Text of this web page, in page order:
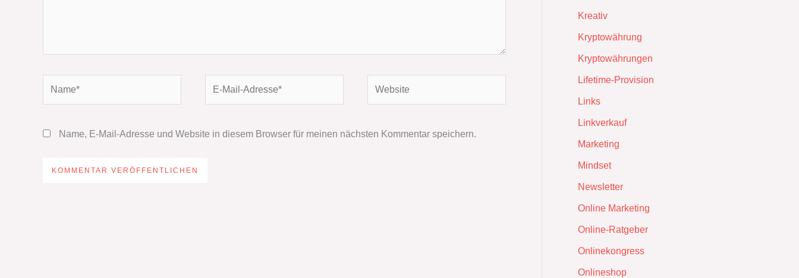
Mail-
Name, E-Mail-Adresse und Website in diesem Browser für meinen nächsten Kommentar speichern.
Kreativ
Kryptowährung
Kryptowährungen
Lifetime-Provision
Links
Linkverkauf
Marketing
Mindset
Newsletter
Online Marketing
Online-Ratgeber
Onlinekongress
Onlineshop